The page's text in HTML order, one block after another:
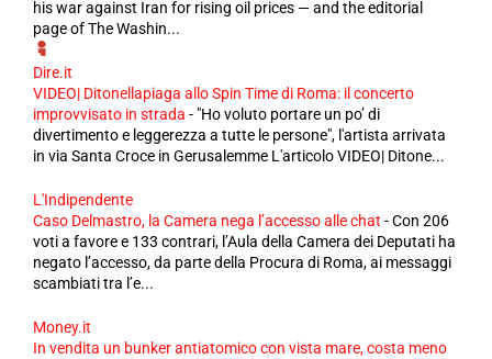
his war against Iran for rising oil prices — and the editorial
page of The Washin...
Dire.it
VIDEO| Ditonellapiaga allo Spin Time di Roma: il concerto
improvvisato in strada - "Ho voluto portare un po’ di
divertimento e leggerezza a tutte le persone", l'artista arrivata
in via Santa Croce in Gerusalemme L'articolo VIDEO| Ditone...
L'Indipendente
Caso Delmastro, la Camera nega l’accesso alle chat -Con 206
voti a favore e 133 contrari, l’Aula della Camera dei Deputati ha
negato l’accesso, da parte della Procura di Roma, ai messaggi
scambiati tra l’e...
Money.it
In vendita un bunker antiatomico con vista mare, costa meno